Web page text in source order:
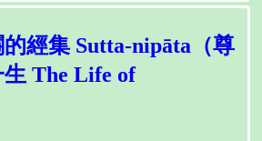
經集 Sutta-nipāta（尊
The Life of